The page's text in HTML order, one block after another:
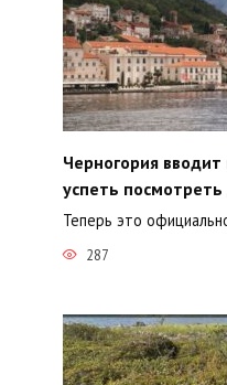
Черногория вводит
успеть
Теперь это
287